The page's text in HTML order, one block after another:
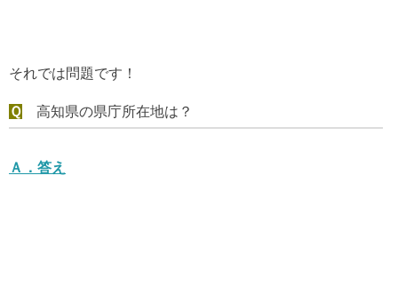
それでは問題です！
Ｑ 高知県の県庁所在地は？
Ａ． 答え